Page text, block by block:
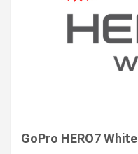
GoPro HERO7 White